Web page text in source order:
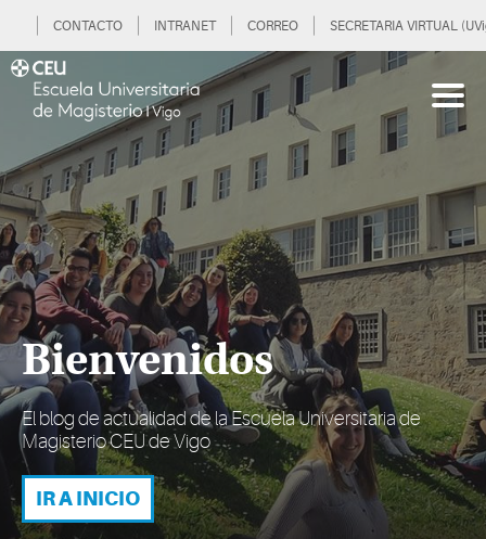
CONTACTO INTRANET CORREO SECRETARIA VIRTUAL
Bienvenidos
El blog de actualidad de la Escuela Universitaria de
Magisterio CEU de Vigo
IR A INICIO